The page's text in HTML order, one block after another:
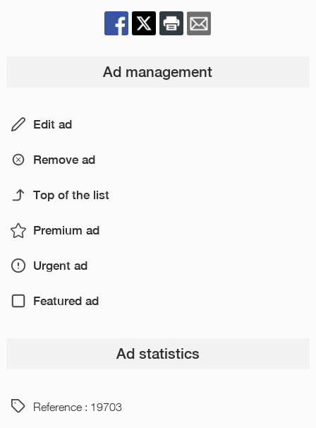
Ad management
Edit ad
Remove ad
Top of the list
Premium ad
Urgent ad
Featured ad
Ad statistics
Reference : 19703